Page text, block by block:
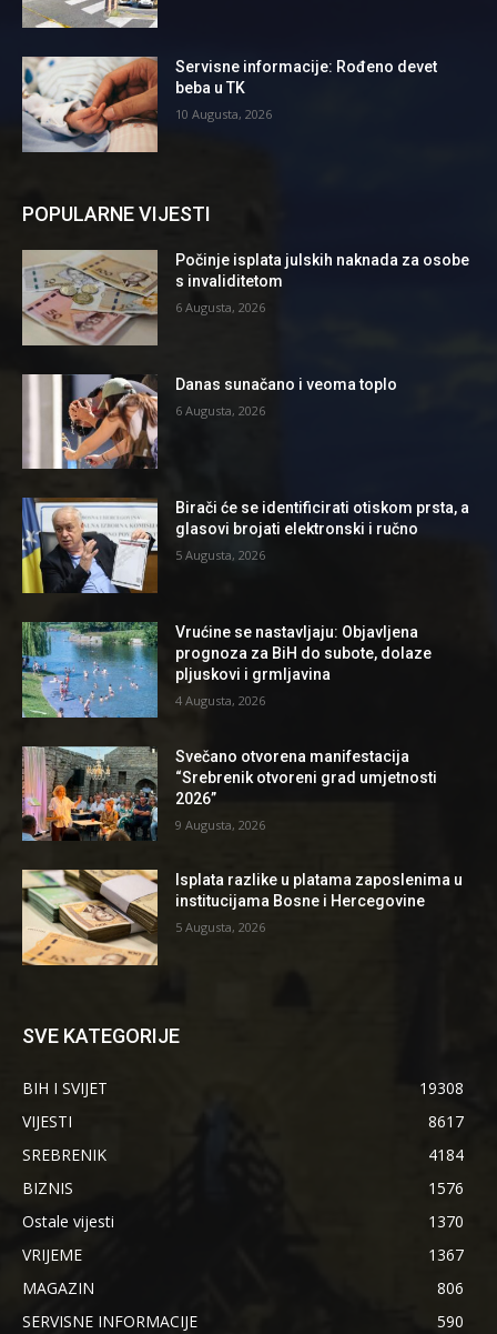
Servisne informacije: Rođeno devet
beba u TK
10 Augusta, 2026
POPULARNE VIJESTI
Počinje isplata julskih naknada za osobe
s invaliditetom
6 Augusta, 2026
Danas sunačano i veoma toplo
6 Augusta, 2026
Birači će se identificirati otiskom prsta, a
glasovi brojati elektronski i ručno
5 Augusta, 2026
Vrućine se nastavljaju: Objavljena
prognoza za BiH do subote, dolaze
pljuskovi i grmljavina
4 Augusta, 2026
Svečano otvorena manifestacija
“Srebrenik otvoreni grad umjetnosti
2026”
9 Augusta, 2026
Isplata razlike u platama zaposlenima u
institucijama Bosne i Hercegovine
5 Augusta, 2026
SVE KATEGORIJE
BIH I SVIJET
19308
VIJESTI
8617
SREBRENIK
4184
BIZNIS
1576
Ostale vijesti
1370
VRIJEME
1367
MAGAZIN
806
SERVISNE INFORMACIJE
590